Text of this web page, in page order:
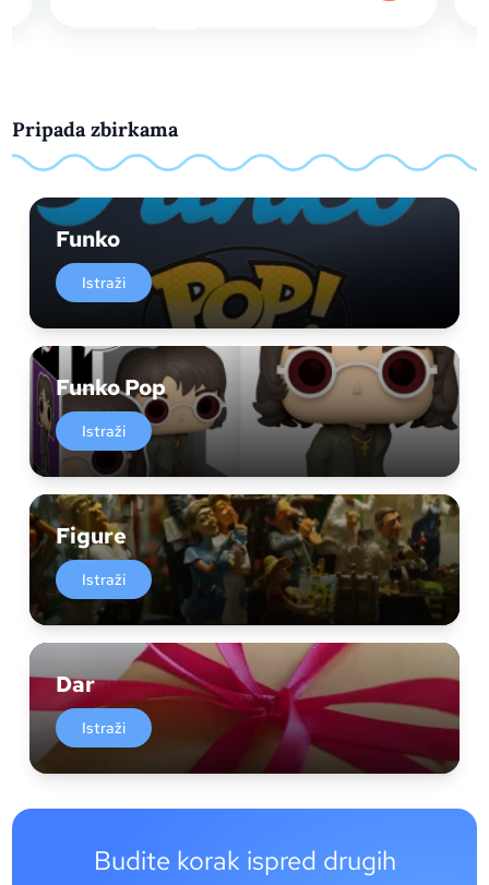
Pripada zbirkama
Funko
Istraži
Funko Pop
Istraži
Figure
Istraži
Dar
Istraži
Budite korak ispred drugih